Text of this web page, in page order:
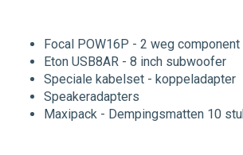
Focal POW16P - 2 weg
Eton USB8AR - 8 inch subwoofer
Speciale kabelset - koppeladapter
Speakeradapters
Maxipack - Dempingsmatten 10